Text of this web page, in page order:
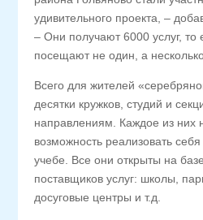
удивительного проекта, –
– Они получают 6000 услуг, то
посещают не один, а несколько
Всего для жителей
десятки кружков, студий и
направлениям. Каждое из них
возможность реализовать себя
учебе. Все они открыты на
поставщиков услуг: школы,
досуговые центры и т.д.